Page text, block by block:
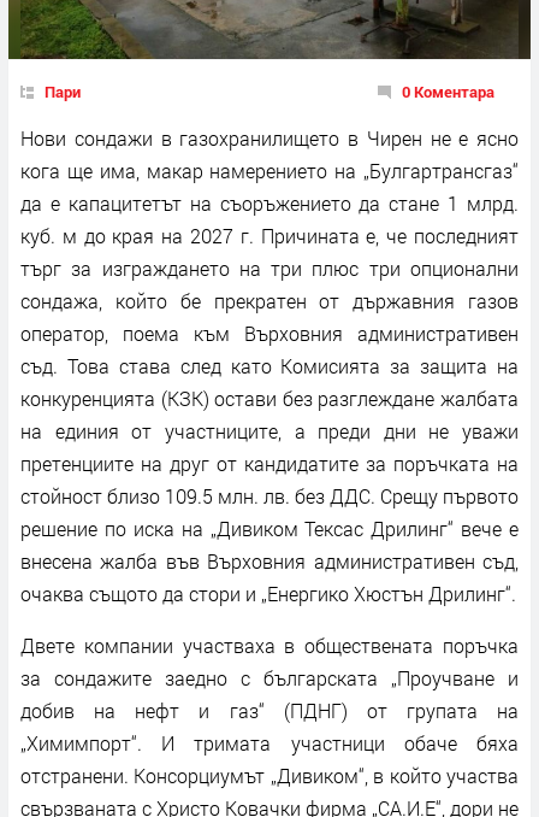
Пари 0 Коментара
Нови сондажи в газохранилището в Чирен не е ясно
кога ще има, макар намерението на „Булгартрансгаз“
да е капацитетът на съоръжението да стане 1 млрд.
куб. м до края на 2027 г. Причината е, че последният
търг за изграждането на три плюс три опционални
сондажа, който бе прекратен от държавния газов
оператор, поема към Върховния административен
съд. Това става след като Комисията за защита на
конкуренцията (КЗК) остави без разглеждане жалбата
на единия от участниците, а преди дни не уважи
претенциите на друг от кандидатите за поръчката на
стойност близо 109.5 млн. лв. без ДДС. Срещу първото
решение по иска на „Дивиком Тексас Дрилинг“ вече е
внесена жалба във Върховния административен съд,
очаква същото да стори и „Енергико Хюстън Дрилинг“.
Двете компании участваха в обществената поръчка
за сондажите заедно с българската „Проучване и
добив на нефт и газ“ (ПДНГ) от групата на
„Химимпорт“. И тримата участници обаче бяха
отстранени. Консорциумът „Дивиком“, в който участва
свързваната с Христо Ковачки фирма „СА.И.Е“, дори не